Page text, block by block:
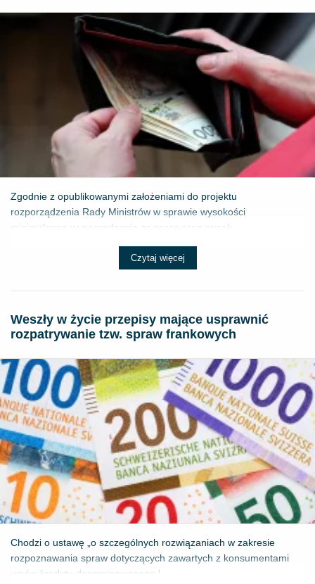
Zgodnie z opublikowanymi założeniami do projektu
rozporządzenia Rady Ministrów w sprawie wysokości
minimalnego wynagrodzenia za pracę oraz wysok...
Czytaj więcej
Weszły w życie przepisy mające usprawnić
rozpatrywanie tzw. spraw frankowych
Chodzi o ustawę „o szczególnych rozwiązaniach w zakresie
rozpoznawania spraw dotyczących zawartych z konsumentami
umów kredytu denominowanego l...